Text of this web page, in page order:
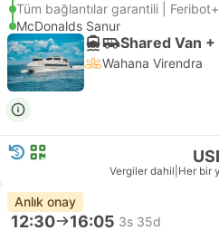
Tüm bağlantılar garantili |
McDonalds Sanur
Shared Van
Wahana Virendra
Vergiler dahil Her bir
Anlık onay
12:30 16:05 3s 35d